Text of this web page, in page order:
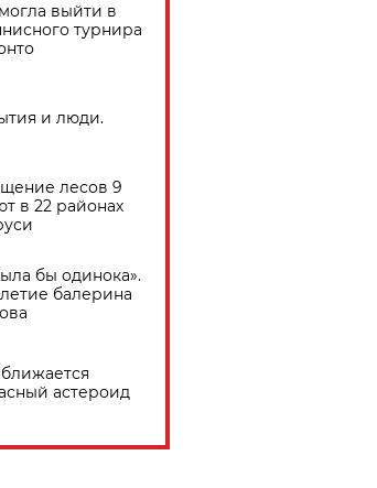
выйти в
турнира
и люди.
лесов 9
в 22 районах
бы одинока».
балерина
астероид